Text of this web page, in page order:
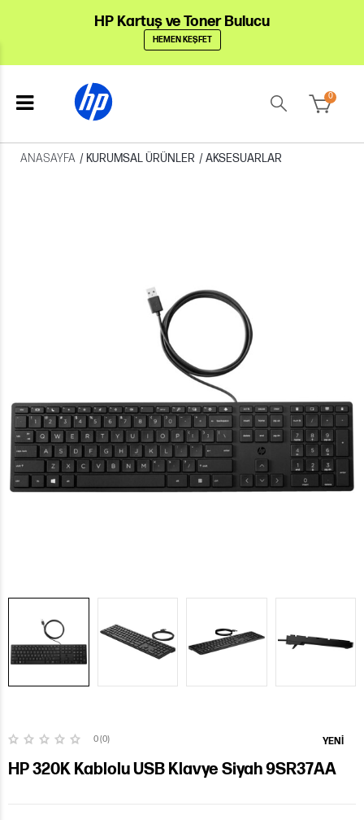
HP Kartuş ve Toner Bulucu
HEMEN KEŞFET
0
ANASAYFA / KURUMSAL ÜRÜNLER /AKSESUARLAR
YENI
0 (0)
HP 320K Kablolu USB Klavye Siyah 9SR37AA